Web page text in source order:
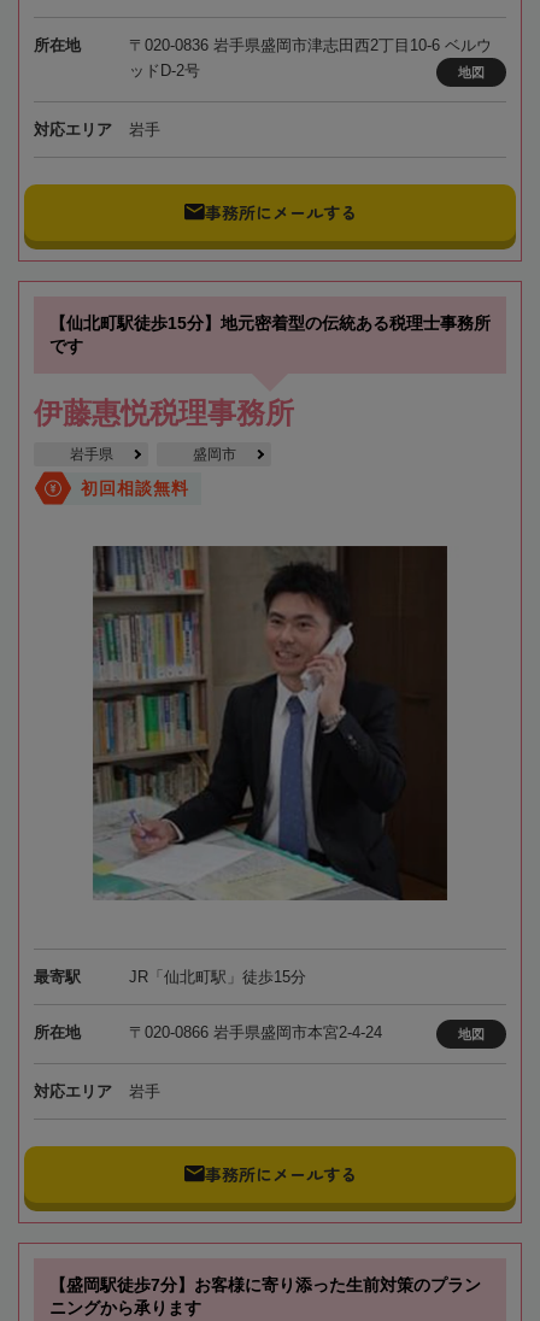
所在地
〒020-0836 岩手県盛岡市津志田西2丁目10-6 ベルウ
ッドD‐2号
地図
対応エリア 岩手
事務所にメールする
【仙北町駅徒歩15分】地元密着型の伝統ある税理士事務所
です
伊藤惠悦税理事務所
岩手県 盛岡市
初回相談無料
最寄駅 JR「仙北町駅」徒歩15分
所在地 〒020-0866 岩手県盛岡市本宮2-4-24 地図
対応エリア 岩手
事務所にメールする
【盛岡駅徒歩7分】お客様に寄り添った生前対策のプラン
ニングから承ります